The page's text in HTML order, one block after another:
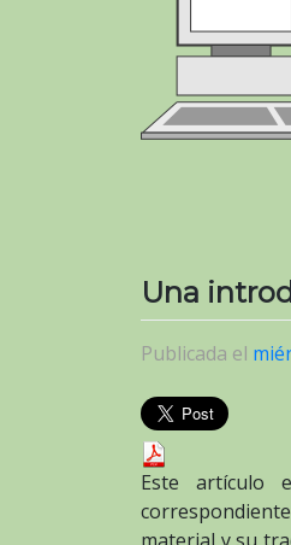
Una
Publicada el
Este artículo